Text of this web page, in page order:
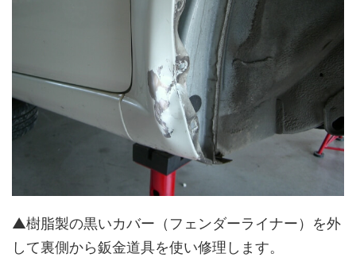
▲樹脂製の黒いカバー（フェンダーライナー）を外
して裏側から鈑金道具を使い修理します。